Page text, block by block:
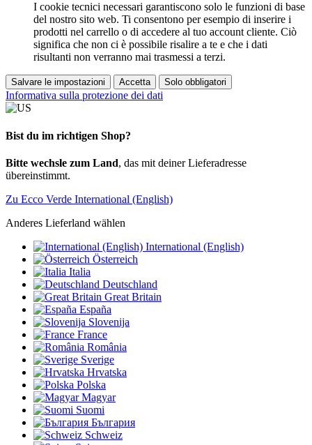
I cookie tecnici necessari garantiscono solo le funzioni di base
del nostro sito web. Ti consentono per esempio di inserire i
prodotti nel carrello o di accedere al tuo account cliente. Ciò
significa che non ci è possibile risalire a te e che i dati
risultanti non verranno mai trasmessi a terzi.
Salvare le impostazioni Accetta Solo obbligatori
Informativa sulla protezione dei dati
Bist du im richtigen Shop?
Bitte wechsle zum Land, das mit deiner Lieferadresse
übereinstimmt.
Zu Ecco Verde International (English)
Anderes Lieferland wählen
International (English)
Österreich
Italia
Deutschland
Great Britain
España
Slovenija
France
România
Sverige
Hrvatska
Polska
Magyar
Suomi
България
Schweiz